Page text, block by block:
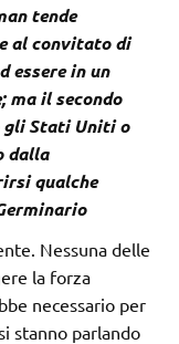
tende
al convitato di
essere in un
ma il secondo
gli Stati Uniti o
dalla
qualche
Nessuna delle
la forza
necessario per
stanno parlando